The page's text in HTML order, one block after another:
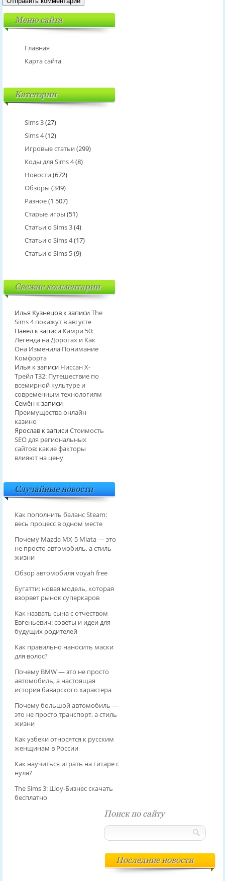
Меню сайта
Главная
Карта сайта
Категории
Sims 3(27)
Sims 4(12)
Игровые статьи (299)
Коды для Sims 4(8)
Новости (672)
Обзоры (349)
Разное(1 507)
Старые игры (51)
Статьи о Sims 3(4)
Статьи о Sims 4(17)
Статьи о Sims 5(9)
Свежие комментарии
Илья Кузнецовк записиThe
Sims 4 покажут в августе
Павелк записи Камри 50:
Легенда на Дорогах и Как
Она Изменила Понимание
Комфорта
Илья к записи Ниссан Х-
Трейл T32: Путешествие по
всемирной культуре и
современным технологиям
Семёнк записи
Преимущества онлайн
казино
Ярославк записиСтоимость
SEO для региональных
сайтов: какие факторы
влияют на цену
Случайные новости
Как пополнить баланс Steam:
весь процесс в одном месте
Почему Mazda MX-5 Miata — это
не просто автомобиль, а стиль
жизни
Обзор автомобиля voyah free
Бугатти: новая модель, которая
взорвет рынок суперкаров
Как назвать сына с отчеством
Евгеньевич: советы и идеи для
будущих родителей
Как правильно наносить маски
для волос?
Почему BMW — это не просто
автомобиль, а настоящая
история баварского характера
Почему большой автомобиль —
это не просто транспорт, а стиль
жизни
Как узбеки относятся к русским
женщинам в России
Как научиться играть на гитаре с
нуля?
The Sims 3: Шоу-Бизнес скачать
бесплатно
Поиск по сайту
Последние новости